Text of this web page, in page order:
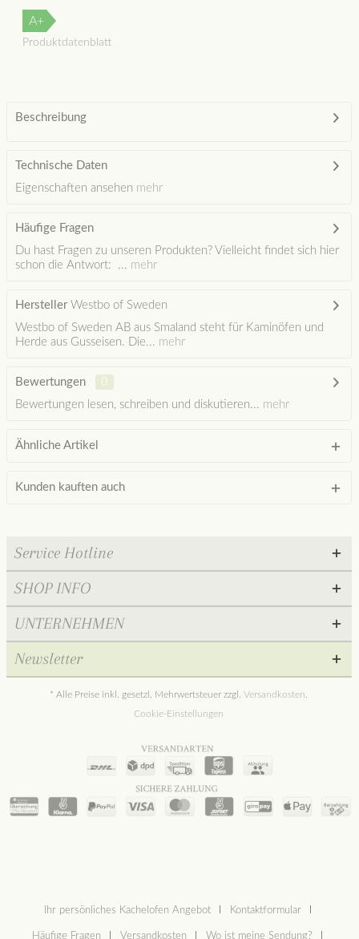
A+
Produktdatenblatt
Beschreibung
Technische Daten
Eigenschaften ansehen mehr
Häufige Fragen
Du hast Fragen zu unseren Produkten? Vielleicht findet sich hier
schon die Antwort: ... mehr
HerstellerWestbo of Sweden
Westbo of Sweden AB aus Smaland steht für Kaminöfen und
Herde aus Gusseisen. Die... mehr
Bewertungen
0
Bewertungen lesen, schreiben und diskutieren... mehr
Ähnliche Artikel
Kunden kauften auch
Service Hotline
SHOP INFO
UNTERNEHMEN
Newsletter
* Alle Preise inkl. gesetzl. Mehrwertsteuer zzgl.Versandkosten
Cookie-Einstellungen
Ihr persönliches Kachelofen Angebot Kontaktformular
Häufige Fragen Versandkosten Wo ist meine Sendung?